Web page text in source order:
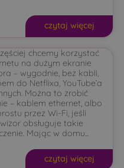
czytaj więcej
chcemy korzystać
na dużym ekranie
– wygodnie, bez kabli,
do Netflixa, YouTube’a
Można to zrobić
– kablem ethernet, albo
przez Wi-Fi, jeśli
obsługuje takie
Mając w domu...
czytaj więcej